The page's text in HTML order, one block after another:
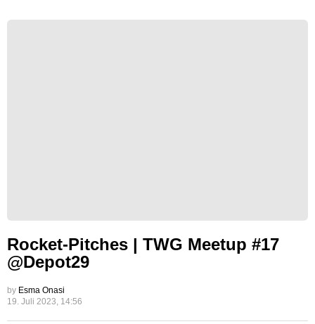
Rocket-Pitches | TWG Meetup #17
@Depot29
by Esma Onasi
19. Juli 2023, 14:56